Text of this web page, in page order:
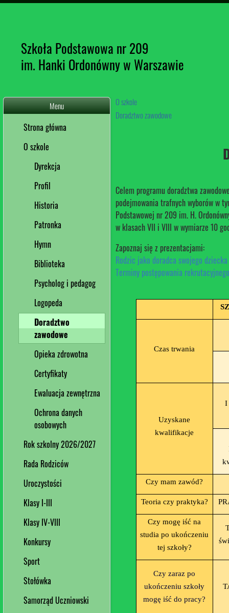
Szkoła Podstawowa nr 209
im. Hanki Ordonówny w Warszawie
Menu
Strona główna
O szkole
Dyrekcja
Profil
Historia
Patronka
Hymn
Biblioteka
Psycholog i pedagog
Logopeda
Doradztwo
zawodowe
Opieka zdrowotna
Certyfikaty
Ewaluacja zewnętrzna
Ochrona danych
osobowych
Rok szkolny 2026/2027
Rada Rodziców
Uroczystości
Klasy I-III
Klasy IV-VIII
Konkursy
Sport
Stołówka
Samorząd Uczniowski
O szkole
Doradztwo zawodowe
Celem programu doradztwa
podejmowania trafnych wyborów w
Podstawowej nr 209 im. H.
w klasach VII i VIII w wymiarze 10
Zapoznaj się z prezentacjami:
Rodzic jako doradca swojego
Terminy postępowania
Czas trwania
Uzyskane
kwalifikacje
I
Czy mam zawód?
Teoria czy praktyka?
Czy mogę iść na
studia po ukończeniu
tej szkoły?
Czy zaraz po
ukończeniu szkoły
mogę iść do pracy?